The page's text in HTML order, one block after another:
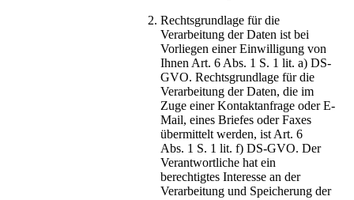
Rechtsgrundlage für die
Verarbeitung der Daten ist bei
Vorliegen einer Einwilligung von
Ihnen Art. 6 Abs. 1 S. 1 lit. a) DS-
GVO. Rechtsgrundlage für die
Verarbeitung der Daten, die im
Zuge einer Kontaktanfrage oder E-
Mail, eines Briefes oder Faxes
übermittelt werden, ist Art. 6
Abs. 1 S. 1 lit. f) DS-GVO. Der
Verantwortliche hat ein
berechtigtes Interesse an der
Verarbeitung und Speicherung der